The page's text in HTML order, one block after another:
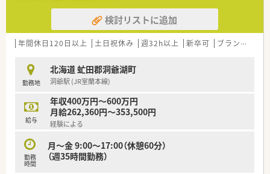
検討リストに追加
年間休日120日以上 土日祝休み 週32h以上 新卒可 ブランク可
勤務地
北海道 虻田郡洞爺湖町
洞爺駅 (JR室蘭本線)
給与
年収400万円～600万円
月給262,360円～353,500円
経験による
勤務
時間
月～金 9:00～17:00（休憩60分）
（週35時間勤務）